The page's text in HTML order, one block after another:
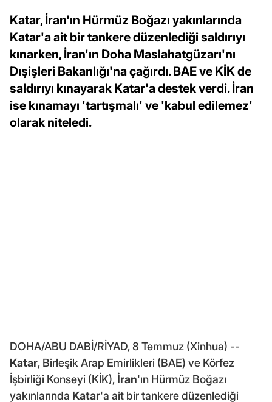
Katar, İran'ın Hürmüz Boğazı yakınlarında
Katar'a ait bir tankere düzenlediği saldırıyı
kınarken, İran'ın Doha Maslahatgüzarı'nı
Dışişleri Bakanlığı'na çağırdı. BAE ve KİK de
saldırıyı kınayarak Katar'a destek verdi. İran
ise kınamayı 'tartışmalı' ve 'kabul edilemez'
olarak niteledi.
DOHA/ABU DABİ/RİYAD, 8 Temmuz (Xinhua) --
Katar, Birleşik Arap Emirlikleri (BAE) ve Körfez
İşbirliği Konseyi (KİK), İran'ın Hürmüz Boğazı
yakınlarında Katar'a ait bir tankere düzenlediği